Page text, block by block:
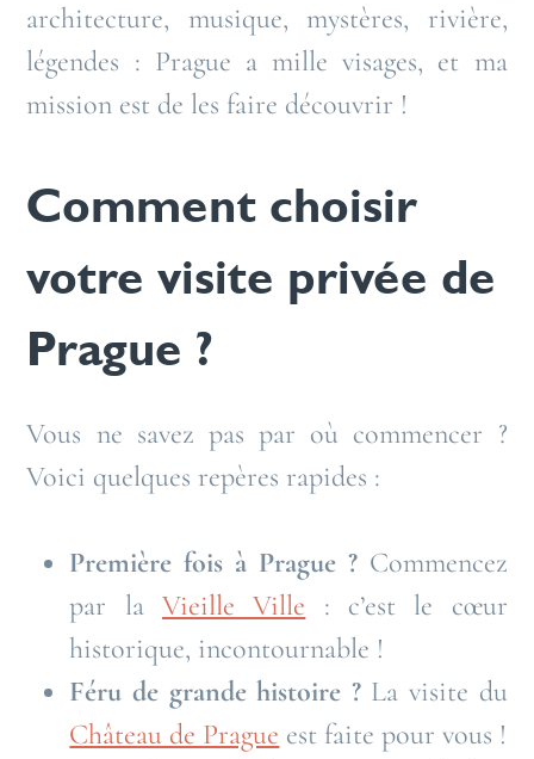
architecture, musique, mystères, rivière,
légendes : Prague a mille visages, et ma
mission est de les faire découvrir !
Comment choisir
votre visite privée de
Prague ?
Vous ne savez pas par où commencer ?
Voici quelques repères rapides :
Première fois à Prague ?Commencez
par laVieille Ville : c’est le cœur
historique, incontournable !
Féru de grande histoire ?La visite du
Château de Prague est faite pour vous !